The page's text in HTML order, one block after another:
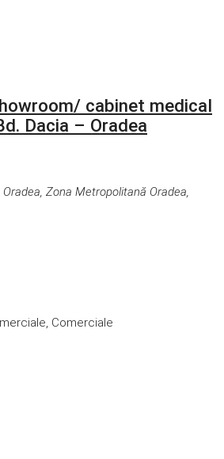
cabinet medical
Dacia – Oradea
Zona Metropolitană Oradea,
Comerciale